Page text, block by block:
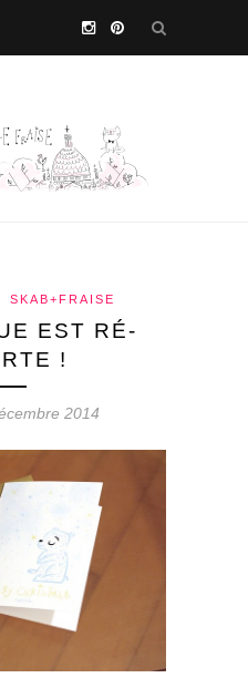
SKAB+FRAISE
EST RÉ-
!
2014